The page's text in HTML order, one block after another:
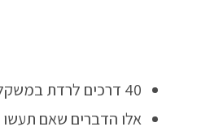
40 דרכים לרדת במשקל מבלי להיות רעבים:
אלו הדברים שאם תעשו